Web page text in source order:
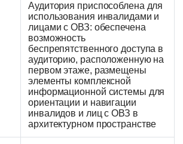
Аудитория приспособлена для
использования инвалидами и
лицами с ОВЗ: обеспечена
возможность
беспрепятственного доступа в
аудиторию, расположенную на
первом этаже, размещены
элементы комплексной
информационной системы для
ориентации и навигации
инвалидов и лиц с ОВЗ в
архитектурном пространстве